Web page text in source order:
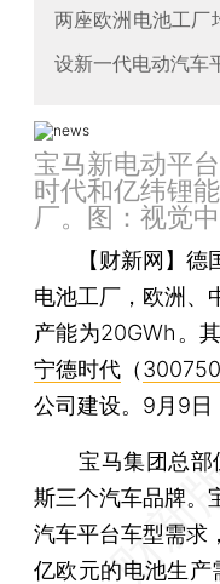
两座欧洲电池工厂
设新一代电动汽车
宝马新电动平
时代和亿纬锂
厂。图：视觉
【财新网】 德
电池工厂，欧洲、
产能为20GWh。
宁德时代 （
公司建设。9月9日
宝马集团总部
斯三个汽车品牌。
汽车平台车型需求
亿欧元的电池生